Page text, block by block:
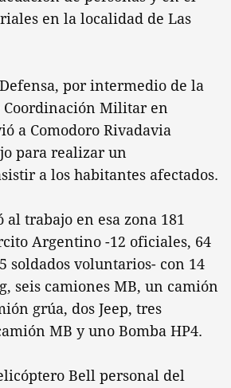
en la localidad de Las
por intermedio de la
Coordinación Militar en
a Comodoro Rivadavia
para realizar un
a los habitantes afectados.
al trabajo en esa zona 181
Argentino -12 oficiales, 64
soldados voluntarios- con 14
seis camiones MB, un camión
grúa, dos Jeep, tres
MB y uno Bomba HP4.
Bell personal del